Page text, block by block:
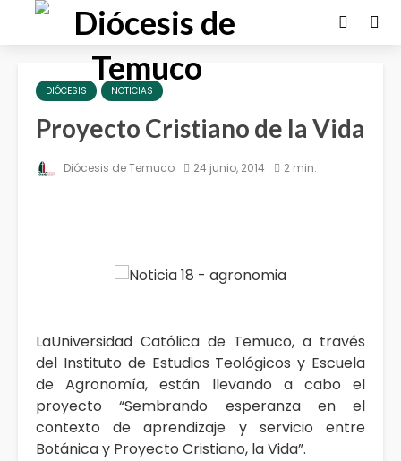
DIÓCESIS NOTICIAS
Proyecto Cristiano de la Vida
Diócesis de Temuco 24 junio, 2014 2 min.
LaUniversidad Católica de Temuco, a través
del Instituto de Estudios Teológicos y Escuela
de Agronomía, están llevando a cabo el
proyecto “Sembrando esperanza en el
contexto de aprendizaje y servicio entre
Botánica y Proyecto Cristiano, la Vida”.